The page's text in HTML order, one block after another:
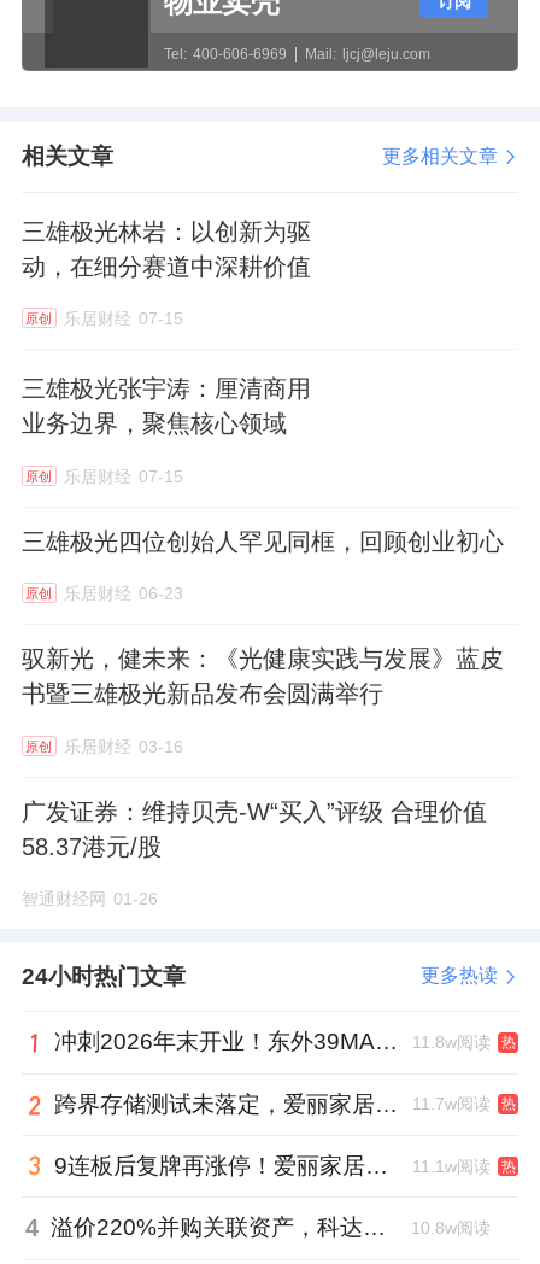
而张宇涛之子张钧锷同样位列股东列表之中，
直接持股比例为1.57%。2023年，张钧锷分12
涛、张钧锷及广金美好星宇的合计持股比例超
过22%。
同窗创业，一起将公司推向上市本是一段佳
认为，近年来三雄极光的业绩不佳是根本原
因。
入从27.09亿元降至2024年的20.78亿元，创
2017年上市以来的最低记录。同时其2024年净
2025年一季度，三雄极光的营收同比下滑
至亏损1531.34万元，不仅营收、净利润双双同
比下滑，且由盈利转为亏损。这也是三雄极光
自2012年有业绩记录以来，首次出现净利润亏
损。
Tel: 400-606-6969 Mail: ljcj@leju.com
相关文章 更多相关文章
三雄极光林岩：以创新为驱
动，在细分赛道中深耕价值
原创 乐居财经 07-15
三雄极光张宇涛：厘清商用
业务边界，聚焦核心领域
原创 乐居财经 07-15
三雄极光四位创始人罕见同框，回顾创业初心
原创 乐居财经 06-23
驭新光，健未来：《光健康实践与发展》蓝皮
书暨三雄极光新品发布会圆满举行
原创 乐居财经 03-16
广发证券：维持贝壳-W“买入”评级 合理价值
58.37港元/股
智通财经网 01-26
24小时热门文章 更多热读
冲刺2026年末开业！东外39MALL全球招商启幕，重构东直门商圈格局 11.8w阅读 热
跨界存储测试未落定，爱丽家居复牌前自揭多重风险 11.7w阅读 热
9连板后复牌再涨停！爱丽家居市盈率318倍，跨界收购案尚未落地 11.1w阅读 热
4 溢价220%并购关联资产，科达制造近75亿元重组被否 10.8w阅读